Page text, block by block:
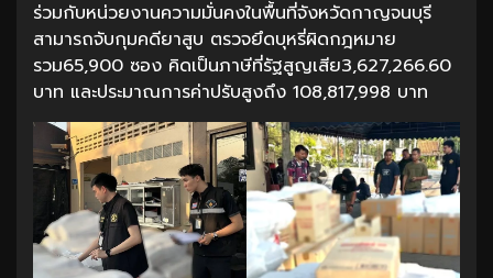
ร่วมกับหน่วยงานความมั่นคงในพื้นที่จังหวัดกาญจนบุรี
สามารถจับกุมคดียาสูบ ตรวจยึดบุหรี่ผิดกฎหมาย
รวม65,900 ซอง คิดเป็นภาษีที่รัฐสูญเสีย3,627,266.60
บาท และประมาณการค่าปรับสูงถึง 108,817,998 บาท